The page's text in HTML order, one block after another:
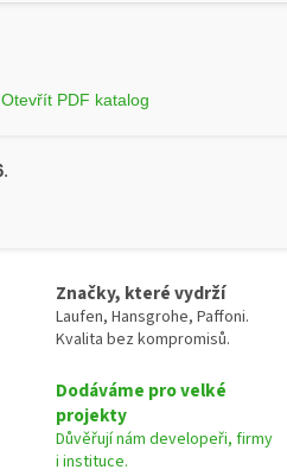
Otevřít PDF katalog
.
Značky, které vydrží
Laufen, Hansgrohe, Paffoni.
Kvalita bez kompromisů.
Dodáváme pro velké
projekty
Důvěřují nám developeři, firmy
i instituce.